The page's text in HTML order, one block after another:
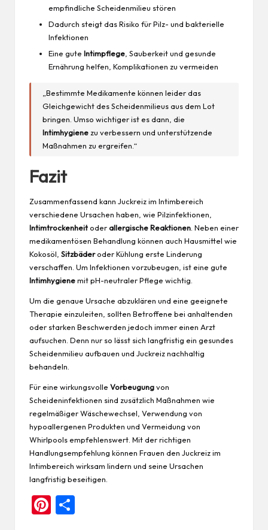
empfindliche Scheidenmilieu stören
Dadurch steigt das Risiko für Pilz- und bakterielle
Infektionen
Eine gute Intimpflege , Sauberkeit und gesunde
Ernährung helfen, Komplikationen zu vermeiden
„Bestimmte Medikamente können leider das
Gleichgewicht des Scheidenmilieus aus dem Lot
bringen. Umso wichtiger ist es dann, die
Intimhygiene zu verbessern und unterstützende
Maßnahmen zu ergreifen.“
Fazit
Zusammenfassend kann Juckreiz im Intimbereich
verschiedene Ursachen haben, wie Pilzinfektionen,
Intimtrockenheitoderallergische Reaktionen . Neben einer
medikamentösen Behandlung können auch Hausmittel wie
Kokosöl, Sitzbäderoder Kühlung erste Linderung
verschaffen. Um Infektionen vorzubeugen, ist eine gute
Intimhygienemit pH-neutraler Pflege wichtig.
Um die genaue Ursache abzuklären und eine geeignete
Therapie einzuleiten, sollten Betroffene bei anhaltenden
oder starken Beschwerden jedoch immer einen Arzt
aufsuchen. Denn nur so lässt sich langfristig ein gesundes
Scheidenmilieu aufbauen und Juckreiz nachhaltig
behandeln.
Für eine wirkungsvolle Vorbeugungvon
Scheideninfektionen sind zusätzlich Maßnahmen wie
regelmäßiger Wäschewechsel, Verwendung von
hypoallergenen Produkten und Vermeidung von
Whirlpools empfehlenswert. Mit der richtigen
Handlungsempfehlung können Frauen den Juckreiz im
Intimbereich wirksam lindern und seine Ursachen
langfristig beseitigen.
Pi